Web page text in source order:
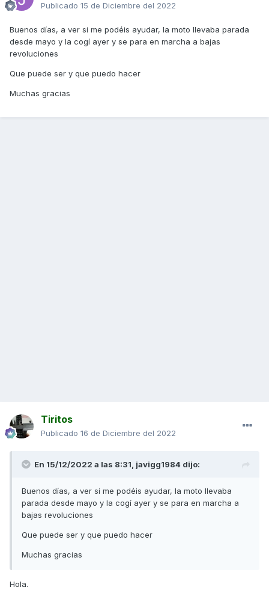
Publicado 15 de Diciembre del 2022
Buenos días, a ver si me podéis ayudar, la moto llevaba parada
desde mayo y la cogí ayer y se para en marcha a bajas
revoluciones
Que puede ser y que puedo hacer
Muchas gracias
Tiritos
Publicado 16 de Diciembre del 2022
En 15/12/2022 a las 8:31, javigg1984 dijo:
Buenos días, a ver si me podéis ayudar, la moto llevaba
parada desde mayo y la cogí ayer y se para en marcha a
bajas revoluciones
Que puede ser y que puedo hacer
Muchas gracias
Hola.